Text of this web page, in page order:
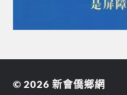
© 2026新會僑鄉網